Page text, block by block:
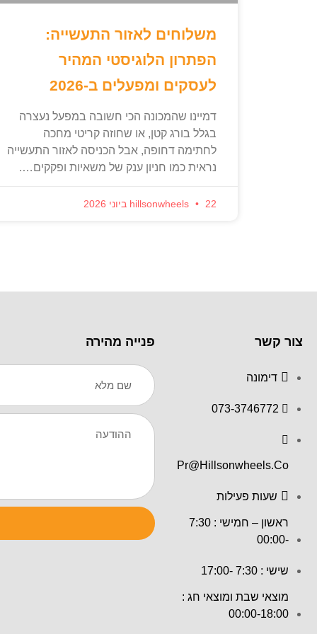
משלוחים לאזור התעשייה:
הפתרון הלוגיסטי המהיר
לעסקים ומפעלים ב-2026
דמיינו שהמכונה הכי חשובה במפעל נעצרה
בגלל בורג קטן, או שחוזה קריטי מחכה
לחתימה דחופה, אבל הכניסה לאזור התעשייה
נראית כמו חניון ענק של משאיות ופקקים….
hillsonwheels 22 ביוני 2026
צור קשר
דימונה
073-3746772
Pr@hillsonwheels.co
שעות פעילות
ראשון – חמישי : 7:30
-00:00
שישי : 7:30 -17:00
מוצאי שבת ומוצאי חג :
00:00-18:00
פנייה מהירה
Name
Message